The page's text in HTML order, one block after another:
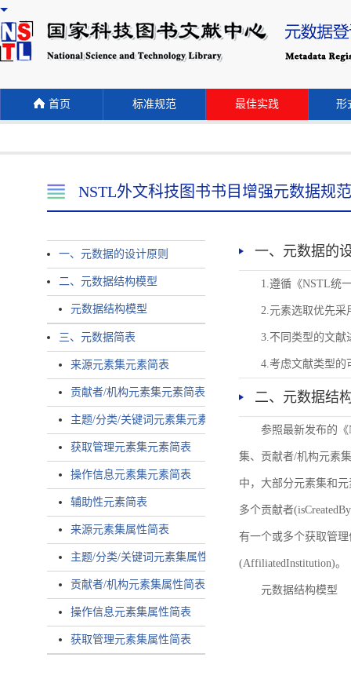
首页 标准规范 最佳实践 形
NSTL外文科技图书书目增强元数据规范
一、元数据的设计原则
二、元数据结构模型
元数据结构模型
三、元数据简表
来源元素集元素简表
贡献者/机构元素集元素简表
主题/分类/关键词元素集元素简表
获取管理元素集元素简表
操作信息元素集元素简表
辅助性元素简表
来源元素集属性简表
主题/分类/关键词元素集属性简表
贡献者/机构元素集属性简表
操作信息元素集属性简表
获取管理元素集属性简表
一、元数据的
1.遵循《NSTL统
2.元素选取优先采
3.不同类型的文献
4.考虑文献类型的
二、元数据结
参照最新发布的
集、贡献者/机构元素
中，大部分元素集和
多个贡献者
有一个或多个获取管理
(AffiliatedInstitution)。
元数据结构模型